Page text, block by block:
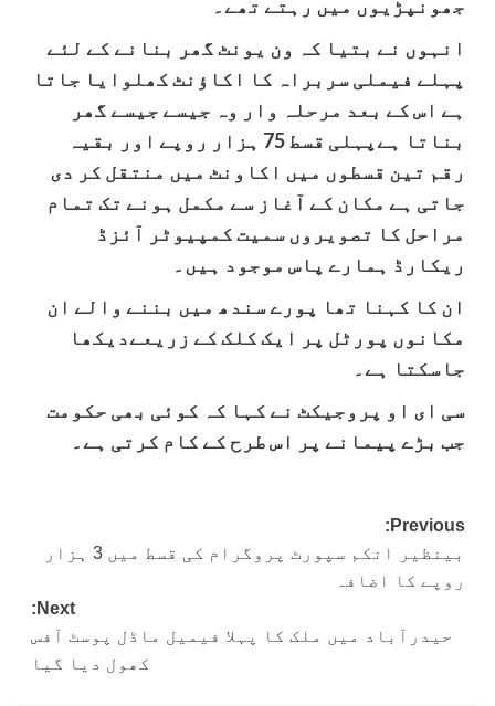
جھونپڑیوں میں رہتے تھے۔
انہوں نے بتیا کہ ون یونٹ گھر بنانے کے لئے
پہلے فیملی سربراہ کا اکاؤنٹ کھلوایا جاتا
ہے اس کے بعد مرحلہ وار وہ جیسے جیسے گھر
بناتا ہےپہلی قسط 75 ہزار روپے اور بقیہ
رقم تین قسطوں میں اکاونٹ میں منتقل کر دی
جاتی ہے مکان کے آغاز سے مکمل ہونے تک تمام
مراحل کا تصویروں سمیت کمپیوٹر آئزڈ
ریکارڈ ہمارے پاس موجود ہیں۔
ان کا کہنا تھا پورے سندھ میں بننے والے ان
مکانوں پورٹل پر ایک کلک کے زریعےدیکھا
جاسکتا ہے۔
سی ای او پروجیکٹ نے کہا کہ کوئی بھی حکومت
جب بڑے پیمانے پر اس طرح کے کام کرتی ہے۔
Post
navigation
Previous:
بینظیر انکم سپورٹ پروگرام کی قسط میں 3 ہزار
روپے کا اضافہ
Next:
حیدرآباد میں ملک کا پہلا فیمیل ماڈل پوسٹ آفس
کھول دیا گیا